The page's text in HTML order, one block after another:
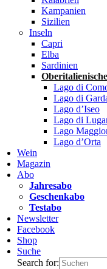
Kampanien
Sizilien
Inseln
Capri
Elba
Sardinien
Lago di
Lago di
Lago d’Iseo
Lago di
Lago
Lago d’Orta
Wein
Magazin
Abo
Jahresabo
Geschenkabo
Testabo
Newsletter
Facebook
Shop
Suche
Search for: